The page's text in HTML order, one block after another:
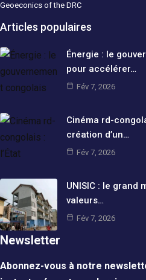
Geoeconics of the DRC
Articles populaires
Énergie : le
pour accélérer…
Fév 7, 2026
Cinéma rd-
création d’un…
Fév 7, 2026
UNISIC : le grand
valeurs…
Fév 7, 2026
Newsletter
Abonnez-vous à notre